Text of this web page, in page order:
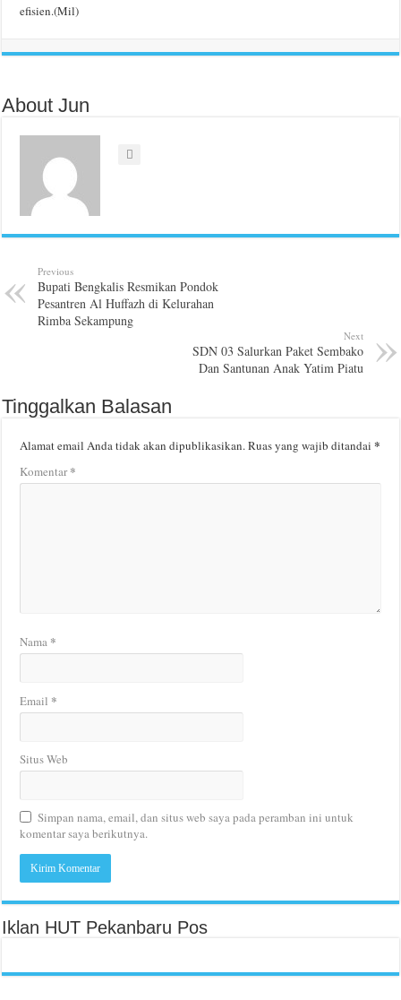
efisien.(Mil)
About Jun
Previous
Bupati Bengkalis Resmikan Pondok
Pesantren Al Huffazh di Kelurahan
Rimba Sekampung
Next
SDN 03 Salurkan Paket Sembako
Dan Santunan Anak Yatim Piatu
Tinggalkan Balasan
Alamat email Anda tidak akan dipublikasikan.Ruas yang wajib ditandai*
Komentar*
Nama *
Email *
Situs Web
Simpan nama, email, dan situs web saya pada peramban ini untuk
komentar saya berikutnya.
Iklan HUT Pekanbaru Pos